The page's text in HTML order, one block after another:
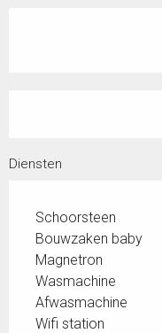
Diensten
Schoorsteen
Bouwzaken baby
Magnetron
Wasmachine
Afwasmachine
Wifi station